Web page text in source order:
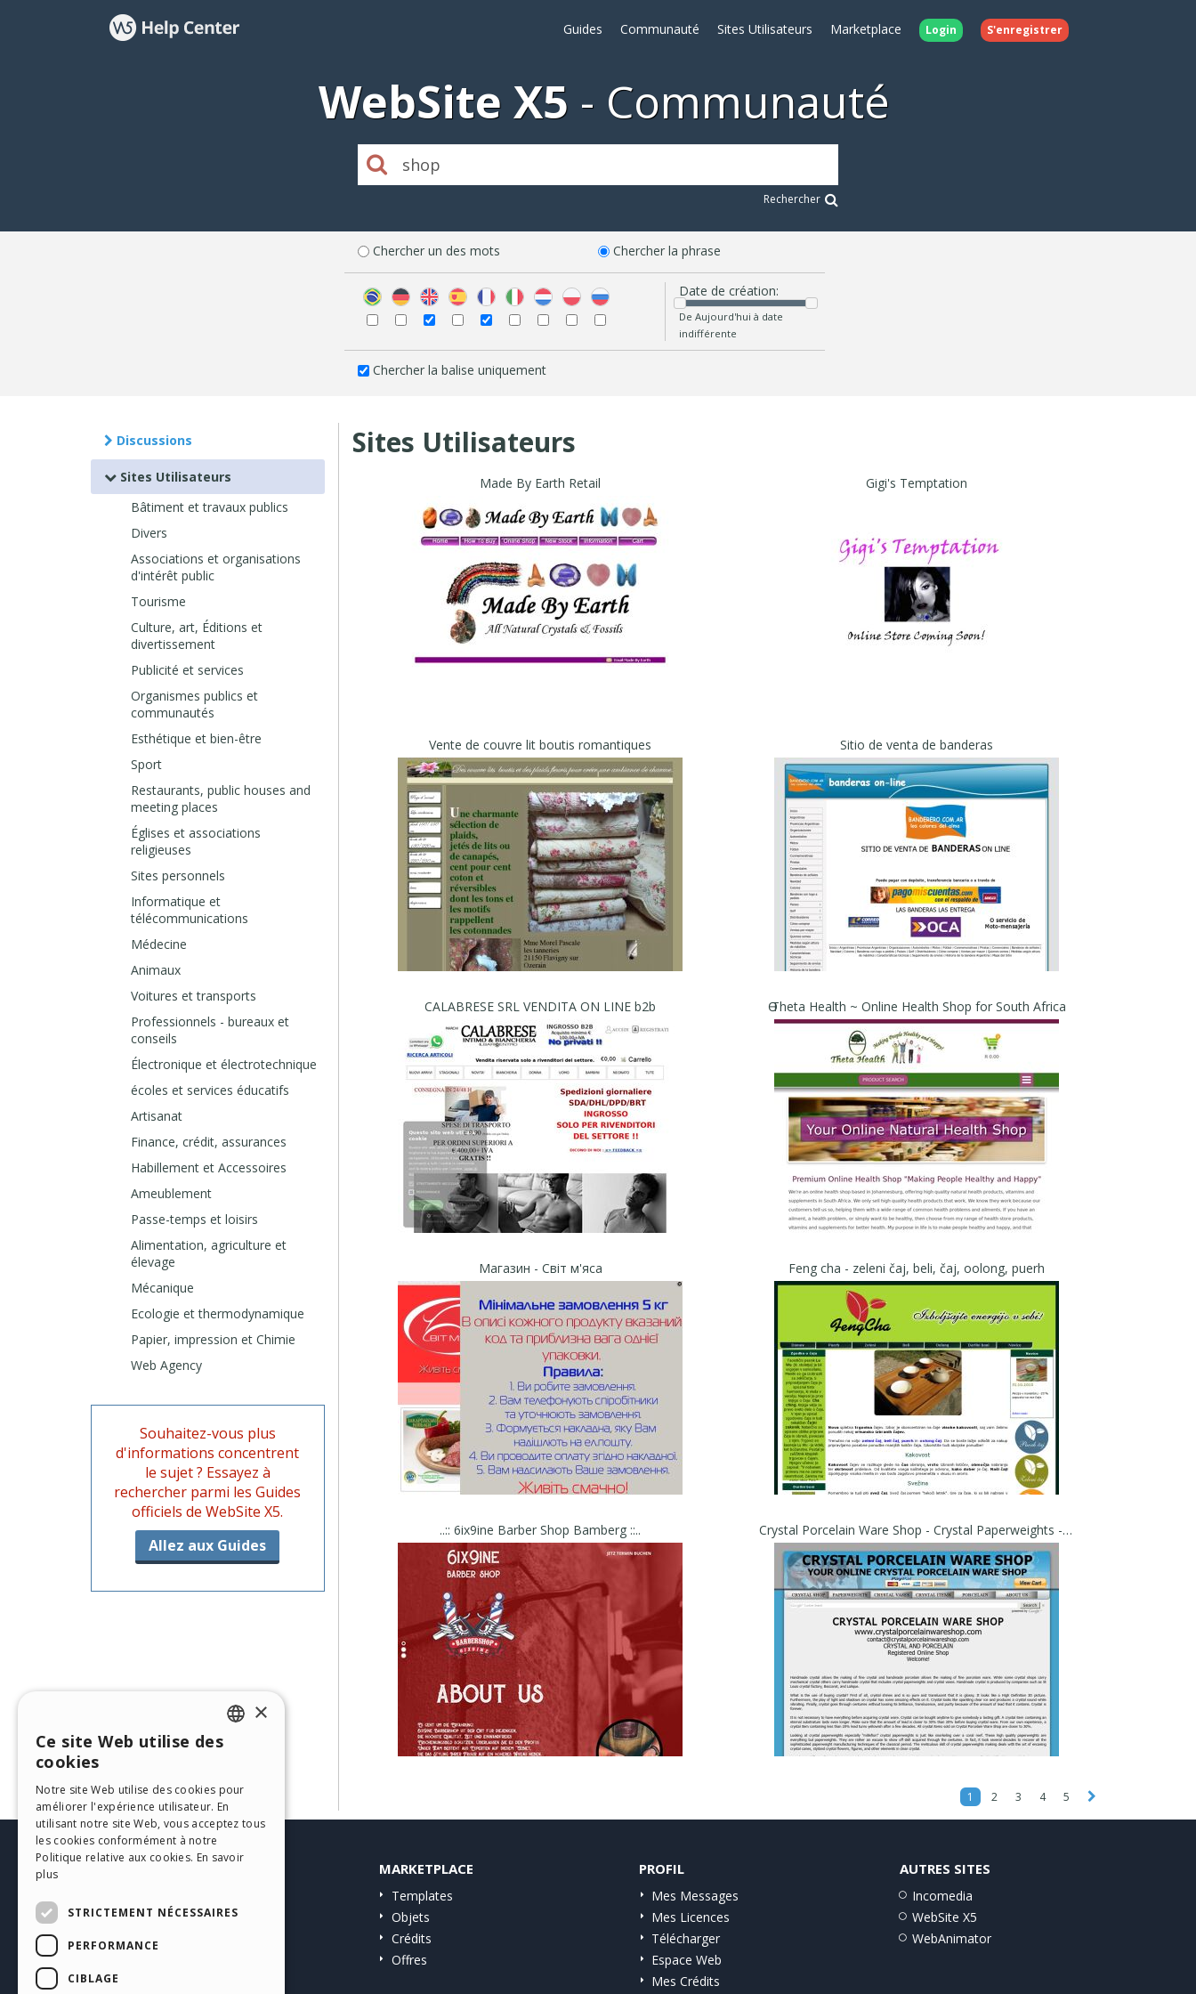
Guides Communauté Sites Utilisateurs Marketplace Login S'enregistrer
WebSite X5 Communauté
Rechercher
Chercher un des mots Chercher la phrase
Date de création:
De Aujourd'hui à date
indifférente
Chercher la balise uniquement
Discussions
Sites Utilisateurs
Bâtiment et travaux publics
Divers
Associations et organisations
d'intérêt public
Tourisme
Culture, art, Éditions et
divertissement
Publicité et services
Organismes publics et
communautés
Esthétique et bien-être
Sport
Restaurants, public houses and
meeting places
Églises et associations
religieuses
Sites personnels
Informatique et
télécommunications
Médecine
Animaux
Voitures et transports
Professionnels - bureaux et
conseils
Électronique et électrotechnique
écoles et services éducatifs
Artisanat
Finance, crédit, assurances
Habillement et Accessoires
Ameublement
Passe-temps et loisirs
Alimentation, agriculture et
élevage
Mécanique
Ecologie et thermodynamique
Papier, impression et Chimie
Web Agency
Souhaitez-vous plus
d'informations concentrent
le sujet ? Essayez à
rechercher parmi les Guides
officiels de WebSite X5.
Allez aux Guides
Sites Utilisateurs
Made By Earth Retail Gigi's Temptation
Vente de couvre lit boutis romantiques Sitio de venta de banderas
CALABRESE SRL VENDITA ON LINE b2b Ө Theta Health ~ Online Health Shop for South Africa
Магазин - Світ м'яса Feng cha - zeleni čaj, beli, čaj, oolong, puerh
..:: 6ix9ine Barber Shop Bamberg ::.. Crystal Porcelain Ware Shop - Crystal Paperweights - Crystal Ware - Porcelain Ware
1 2 3 4 5
Communauté
Sites Utilisateurs
MARKETPLACE
Templates
Objets
Crédits
Offres
PROFIL
Mes Messages
Mes Licences
Télécharger
Espace Web
Mes Crédits
AUTRES SITES
Incomedia
WebSite X5
WebAnimator
ENGLISH
GERMAN
SPANISH
×
Ce site Web utilise des
cookies
Notre site Web utilise des cookies pour
améliorer l'expérience utilisateur. En
utilisant notre site Web, vous acceptez tous
les cookies conformément à notre
Politique relative aux cookies. En savoir
plus
STRICTEMENT NÉCESSAIRES
PERFORMANCE
CIBLAGE